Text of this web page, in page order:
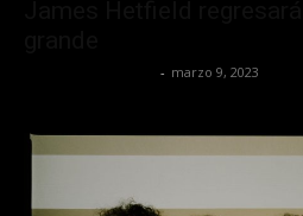
- marzo 9, 2023